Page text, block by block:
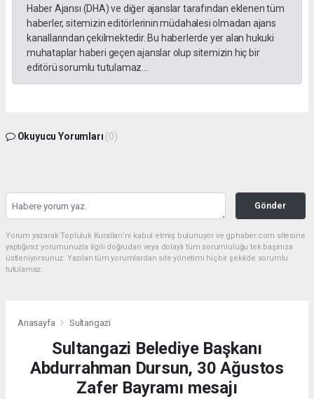
Haber Ajansı (DHA) ve diğer ajanslar tarafından eklenen tüm
haberler, sitemizin editörlerinin müdahalesi olmadan ajans
kanallarından çekilmektedir. Bu haberlerde yer alan hukuki
muhataplar haberi geçen ajanslar olup sitemizin hiç bir
editörü sorumlu tutulamaz...
Okuyucu Yorumları (0)
Gönder
Yorum yazarak Topluluk Kuralları’nı kabul etmiş bulunuyor ve gphaber.com sitesine
yaptığınız yorumunuzla ilgili doğrudan veya dolaylı tüm sorumluluğu tek başınıza
üstleniyorsunuz. Yazılan tüm yorumlardan site yönetimi hiçbir şekilde sorumlu
tutulamaz.
Anasayfa Sultangazi
Sultangazi Belediye Başkanı
Abdurrahman Dursun, 30 Ağustos
Zafer Bayramı mesajı